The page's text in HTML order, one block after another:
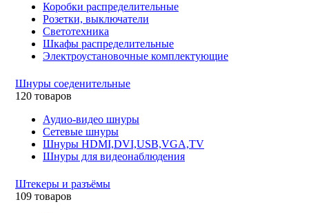
Коробки распределительные
Розетки, выключатели
Светотехника
Шкафы распределительные
Электроустановочные комплектующие
Шнуры соеденительные
120 товаров
Аудио-видео шнуры
Сетевые шнуры
Шнуры HDMI,DVI,USB,VGA,TV
Шнуры для видеонаблюдения
Штекеры и разъёмы
109 товаров